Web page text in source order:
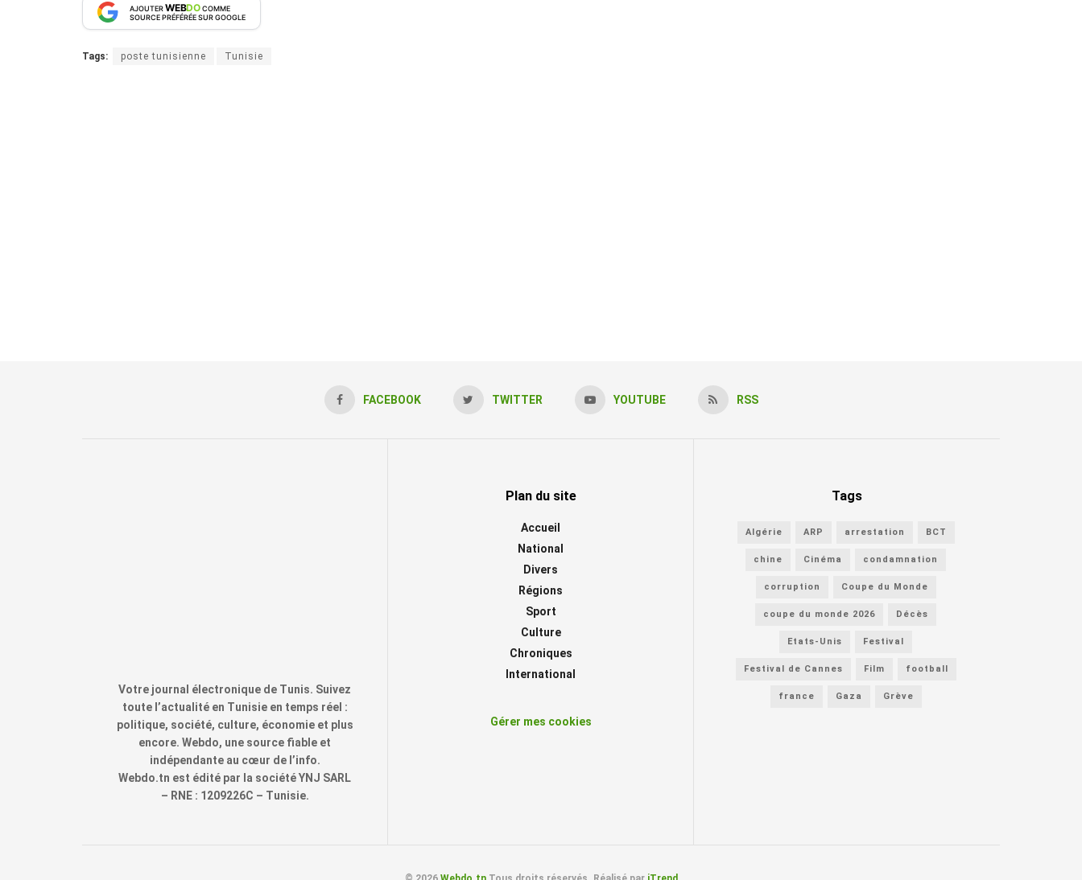
AJOUTERWEBDOCOMME
SOURCE PRÉFÉRÉE SUR GOOGLE
Tags: poste tunisienne Tunisie
FACEBOOK TWITTER YOUTUBE RSS
Votre journal électronique de Tunis. Suivez
toute l’actualité en Tunisie en temps réel :
politique, société, culture, économie et plus
encore. Webdo, une source fiable et
indépendante au cœur de l’info.
Webdo.tn est édité par la société YNJ SARL
– RNE : 1209226C – Tunisie.
Plan du site
Accueil
National
Divers
Régions
Sport
Culture
Chroniques
International
Gérer mes cookies
Tags
Algérie ARP arrestation BCT
chine Cinéma condamnation
corruption Coupe du Monde
coupe du monde 2026 Décès
Etats-Unis Festival
Festival de Cannes Film football
france Gaza Grève